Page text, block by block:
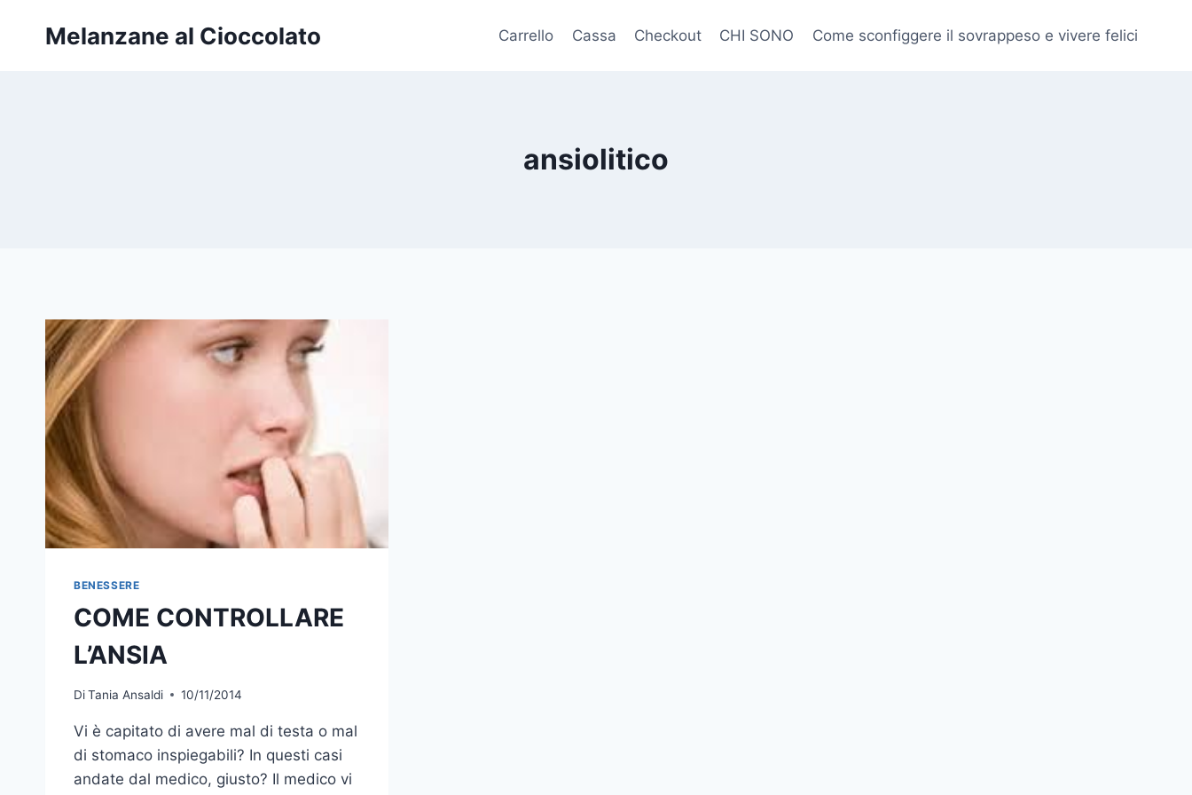
Melanzane al Cioccolato Carrello Cassa Checkout CHI SONO Come sconfiggere il sovrappeso e vivere felici
ansiolitico
BENESSERE
COME CONTROLLARE
L’ANSIA
DiTania Ansaldi 10/11/2014
Vi è capitato di avere mal di testa o mal
di stomaco inspiegabili? In questi casi
andate dal medico, giusto? Il medico vi